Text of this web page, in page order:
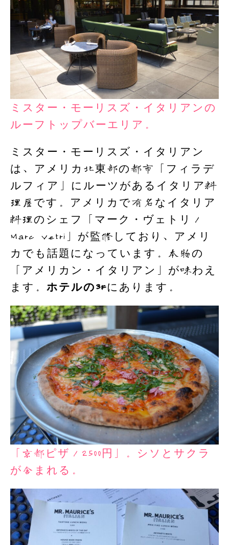
ミスター・モーリスズ・イタリアンの
ルーフトップバーエリア。
ミスター・モーリスズ・イタリアン
は、アメリカ北東部の都市「フィラデ
ルフィア」にルーツがあるイタリア料
理屋です。アメリカで有名なイタリア
料理のシェフ「マーク・ヴェトリ／
Marc Vetri」が監修しており、アメリ
カでも話題になっています。本物の
「アメリカン・イタリアン」が味わえ
ます。 ホテルの3Fにあります。
「京都ピザ／2500円」。シソとサクラ
が含まれる。